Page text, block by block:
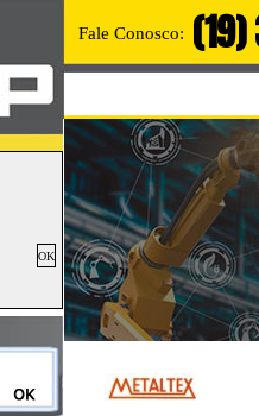
Fale Conosco: